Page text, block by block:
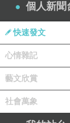
個人新聞
快速發文
心情雜記
藝文欣賞
社會萬象